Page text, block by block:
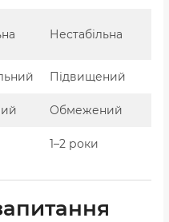
Нестабільна
Підвищений
Обмежений
1–2 роки